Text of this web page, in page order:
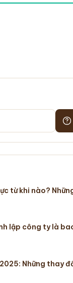
từ khi nào?
lập công ty là
Những thay